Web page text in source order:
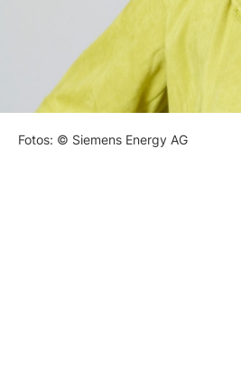
Fotos: © Siemens Energy AG